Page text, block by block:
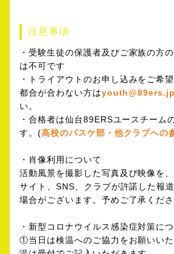
注意事項
・受験生徒の保護者及びご家族の方
は不可です
・トライアウトのお申し込みをご希
都合が合わない方はyouth@89ers.jp
い。
・合格者は仙台89ERSユースチーム
す。(高校のバスケ部・他クラブへの
・肖像利用について
活動風景を撮影した写真及び映像を
サイト、SNS、クラブが許諾した報
場合がございます。予めご了承くだ
・新型コロナウイルス感染症対策に
①当日は検温へのご協力をお願いい